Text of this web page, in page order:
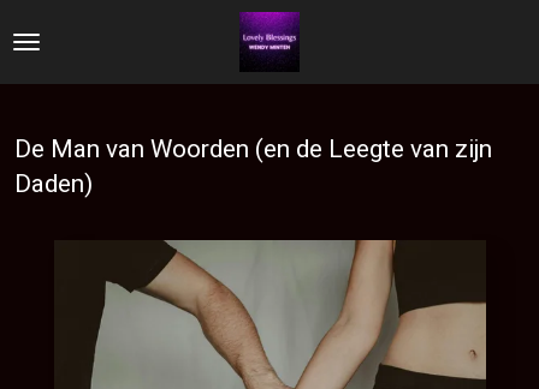
Ga
de
hoofdinhoud
De Man van Woorden (en de Leegte van zijn
Daden)